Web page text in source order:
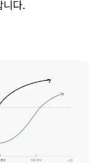
니다.